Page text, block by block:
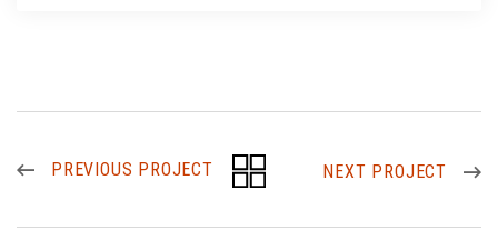
PREVIOUS PROJECT NEXT PROJECT